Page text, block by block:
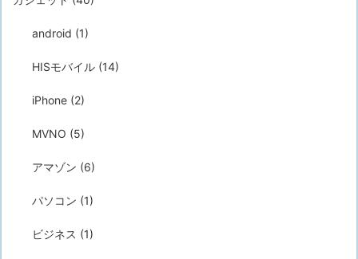
android (1)
HISモバイル (14)
iPhone (2)
MVNO (5)
アマゾン (6)
パソコン (1)
ビジネス (1)